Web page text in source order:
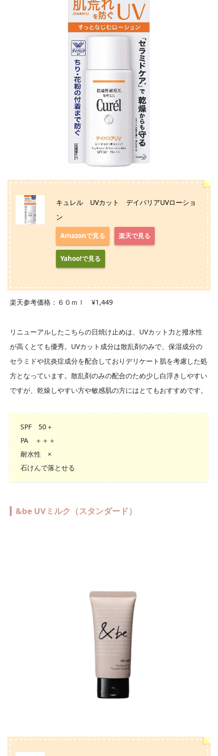
キュレル UVカット デイバリアUVローショ
ン
Amazonで見る 楽天で見る
Yahoo!で見る
楽天参考価格：６０ｍｌ ¥1,449
リニューアルしたこちらの日焼け止めは、UVカット力と撥水性
が高くとても優秀。UVカット成分は散乱剤のみで、保湿成分の
セラミドや抗炎症成分を配合しておりデリケート肌を考慮した処
方となっています。散乱剤のみの配合のため少し白浮きしやすい
ですが、乾燥しやすい方や敏感肌の方にはとてもおすすめです。
SPF 50＋
PA ＋＋＋
耐水性 ×
石けんで落とせる
&be UVミルク（スタンダード）